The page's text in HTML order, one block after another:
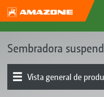
Sembradora
Vista general de